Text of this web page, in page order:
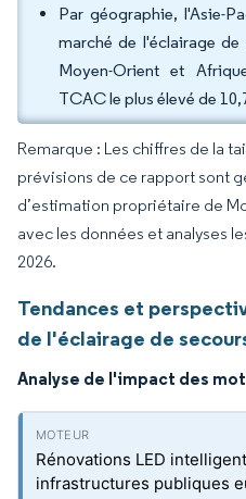
Par géographie, l'Asie-
marché de l'éclairage
Moyen-Orient et
TCAC le plus élevé de
Remarque : Les chiffres de la
prévisions de ce rapport sont
d’estimation propriétaire de
avec les données et analyses
2026.
Tendances et
de l'éclairage de
Analyse de l'impact des
Rénovations LED
infrastructures publiques